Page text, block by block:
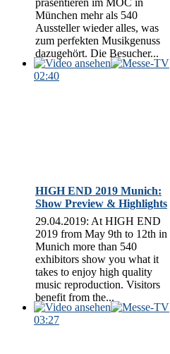
München mehr als 540
Aussteller wieder alles, was
zum perfekten Musikgenuss
dazugehört. Die Besucher...
02:40
HIGH END 2019 Munich:
Show Preview & Highlights
29.04.2019: At HIGH END
2019 from May 9th to 12th in
Munich more than 540
exhibitors show you what it
takes to enjoy high quality
music reproduction. Visitors
benefit from the...
03:27